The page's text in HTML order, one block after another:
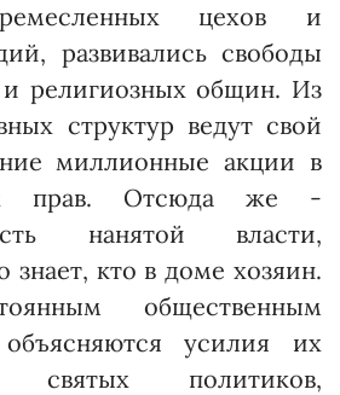
цехов и
развивались свободы
и религиозных общин. Из
структур ведут свой
миллионные акции в
прав. Отсюда же -
нанятой власти,
знает, кто в доме хозяин.
общественным
усилия их
политиков,